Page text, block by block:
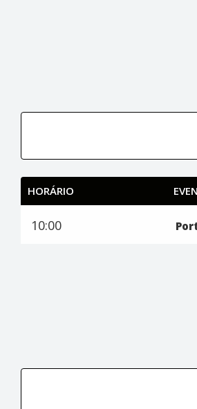
HORÁRIO
10:00